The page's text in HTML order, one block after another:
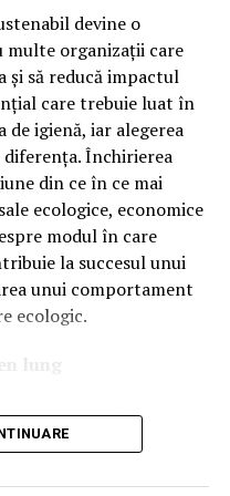
mare de aprobări
de uleiuri dezvoltate
performanțe
specificații ale
motoarelor
celor echipate cu:
devine o
organizații care
și să reducă impactul
care trebuie luat în
igienă, iar alegerea
Închirierea
din ce în ce mai
ecologice, economice
modul în care
la succesul unui
unui comportament
ecologic.
lung
ale activității
economia de costuri.